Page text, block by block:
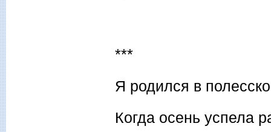
***
Я родился в
Когда осень успела